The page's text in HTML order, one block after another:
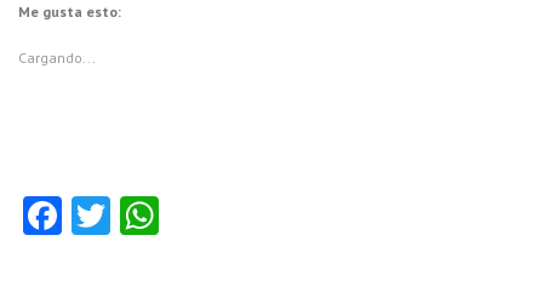
Me gusta esto:
Cargando...
Fa T